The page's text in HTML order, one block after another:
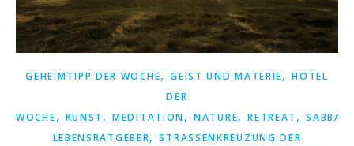
GEHEIMTIPP DER WOCHE,GEIST UND MATERIE,HOTEL
DER
WOCHE, KUNST , MEDITATION, NATURE,RETREAT ,
LEBENSRATGEBER,STRASSENKREUZUNG DER W